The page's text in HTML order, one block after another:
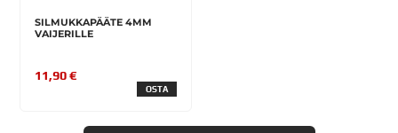
SILMUKKAPÄÄTE 4MM
VAIJERILLE
11,90 €
OSTA